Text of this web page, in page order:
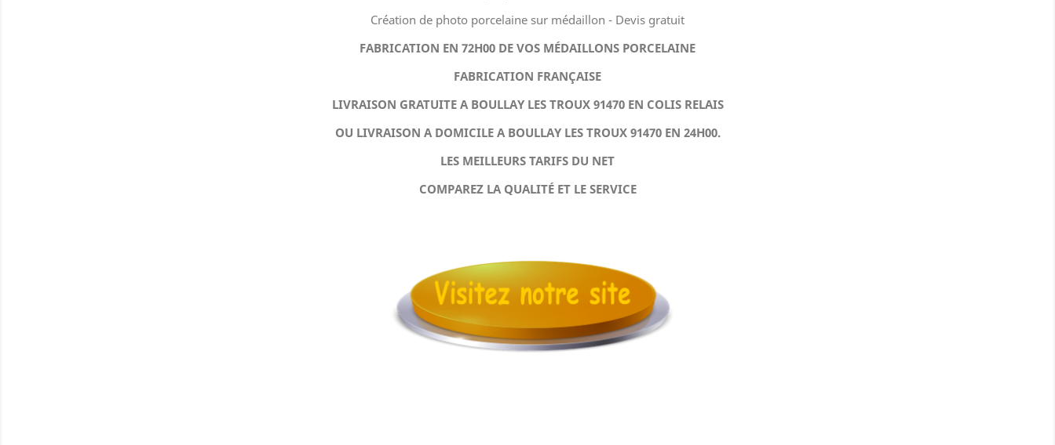
Création de photo porcelaine sur médaillon - Devis gratuit
FABRICATION EN 72H00 DE VOS MÉDAILLONS PORCELAINE
FABRICATION FRANÇAISE
LIVRAISON GRATUITE A BOULLAY LES TROUX 91470 EN COLIS RELAIS
OU LIVRAISON A DOMICILE A BOULLAY LES TROUX 91470 EN 24H00.
LES MEILLEURS TARIFS DU NET
COMPAREZ LA QUALITÉ ET LE SERVICE